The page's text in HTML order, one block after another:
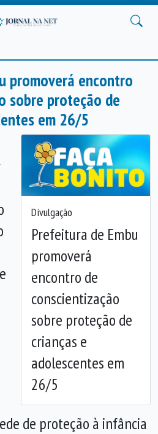
promoverá encontro
sobre proteção de
em 26/5
Divulgação
Prefeitura de Embu
promoverá
encontro de
conscientização
sobre proteção de
crianças e
adolescentes em
26/5
Anterior
de proteção à infância